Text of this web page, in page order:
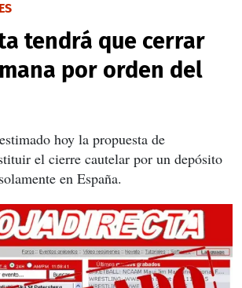
tendrá que cerrar
por orden del
hoy la propuesta de
el cierre cautelar por un depósito
en España.